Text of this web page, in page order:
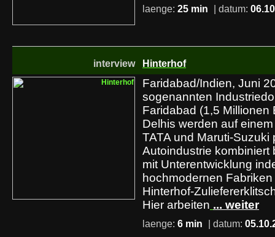
laenge: 25 min | datum:
interview Hinterhof
Faridabad/Indien, Juni
sogenannten
Faridabad (1,5 Millionen
Delhis werden auf
TATA und Maruti-Suzuki
Autoindustrie kombiniert
mit Unterentwicklung
hochmodernen
Hinterhof-
Hier arbeiten ... weiter
laenge: 6 min | datum: